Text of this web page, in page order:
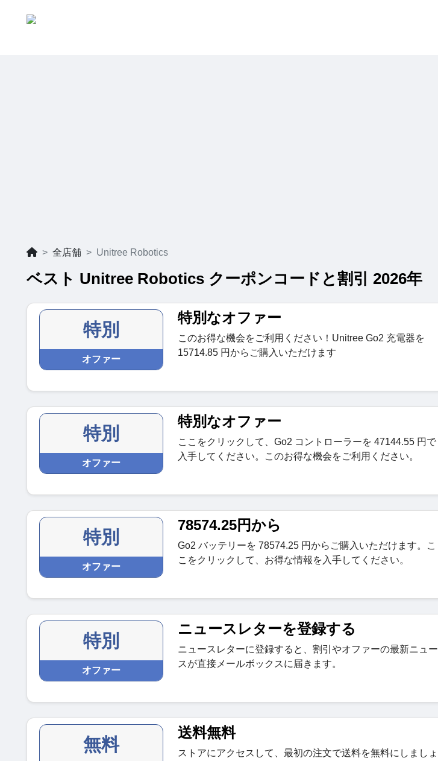
全店舗 Unitree Robotics
ベスト Unitree Robotics クーポンコードと割引 2026年
特別
オファー
特別なオファー
このお得な機会をご利用ください！Unitree Go2 充電器を
15714.85 円からご購入いただけます
特別
オファー
特別なオファー
ここをクリックして、Go2 コントローラーを 47144.55 円で
入手してください。このお得な機会をご利用ください。
特別
オファー
78574.25円から
Go2 バッテリーを 78574.25 円からご購入いただけます。こ
こをクリックして、お得な情報を入手してください。
特別
オファー
ニュースレターを登録する
ニュースレターに登録すると、割引やオファーの最新ニュー
スが直接メールボックスに届きます。
無料
送料無料
ストアにアクセスして、最初の注文で送料を無料にしましょ